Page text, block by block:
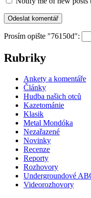
Prosím opište "76150d":
Rubriky
Ankety a komentáře
Články
Hudba našich otců
Kazetománie
Klasik
Metal Mondóka
Nezařazené
Novinky
Recenze
Reporty
Rozhovory
Undergroundové
Videorozhovory